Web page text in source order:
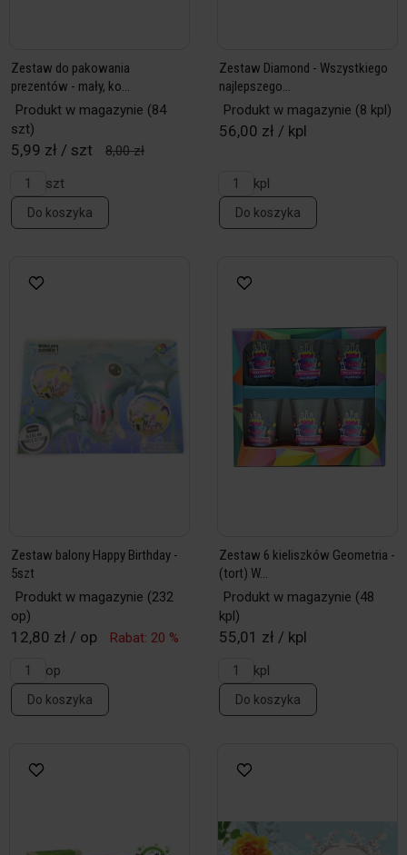
Zestaw do pakowania
prezentów - mały, ko...
Produkt w magazynie (84
szt)
5,99 zł / szt
8,00 zł
szt
Do koszyka
Zestaw Diamond - Wszystkiego
najlepszego...
Produkt w magazynie (8 kpl)
56,00 zł / kpl
kpl
Do koszyka
Zestaw balony Happy Birthday -
5szt
Produkt w magazynie (232
op)
12,80 zł / op
Rabat: 20 %
op
Do koszyka
Zestaw 6 kieliszków Geometria -
(tort) W...
Produkt w magazynie (48
kpl)
55,01 zł / kpl
kpl
Do koszyka